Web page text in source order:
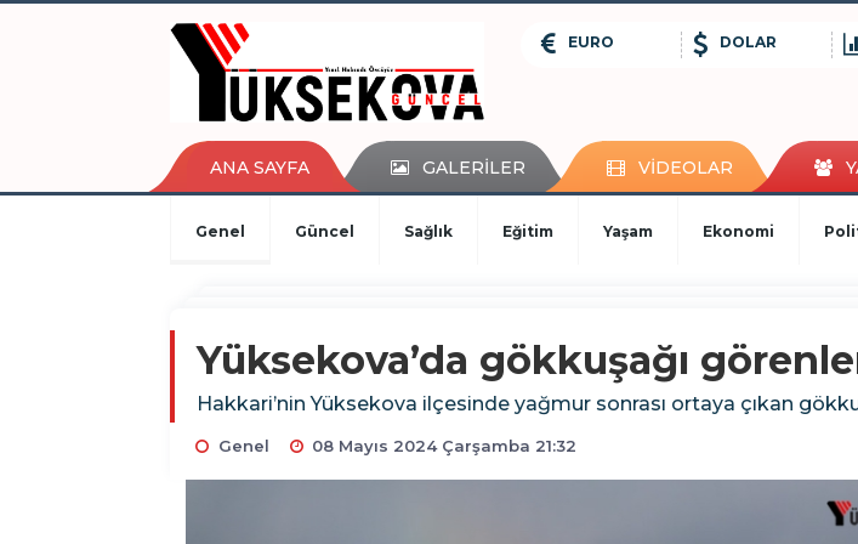
kaçak bahis
deneme bonusu veren siteler
EURO DOLAR
ANA SAYFA GALERİLER VİDEOLAR
Genel Güncel Sağlık Eğitim Yaşam Ekonomi
Yüksekova’da gökkuşağı
Hakkari’nin Yüksekova ilçesinde yağmur sonrası ortaya çıkan
Genel 08 Mayıs 2024 Çarşamba 21:32